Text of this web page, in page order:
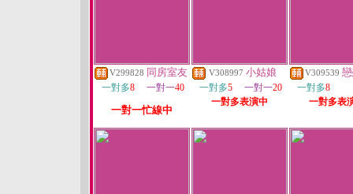
V299828 同房室友
一對多8 一對一40
一對一忙線中
V308997 小姑娘
一對多5 一對一20
一對多表演中
V309539
一對多8
一對多表